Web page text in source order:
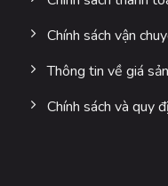
Chính sách vận
Thông tin về giá
Chính sách và quy